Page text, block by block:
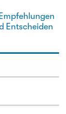
Entscheiden